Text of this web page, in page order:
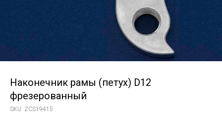
Наконечник рамы (петух) D12
фрезерованный
SKU: ZCS19415